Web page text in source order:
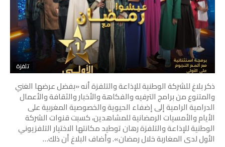
تلفزة
ذكر بلاغ للشركة الوطنية للإذاعة والتلفزة أنه «بفضل عرضها الغني
والمتنوع من برامج الترفيه والفكاهة والأخبار والثقافة والأعمال
الدرامية الرامية إلى إضفاء الحيوية والخصوصية المغربية على
الأيام والأمسيات الرمضانية للمشاهدين، كسبت قنوات الشركة
الوطنية للإذاعة والتلفزة رهان توطيد مكانتها الاختيار التلفزيوني
الأول لدى المغاربة خلال رمضان». وأضاف البلاغ أن ذلك…